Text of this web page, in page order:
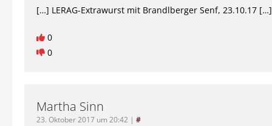
[…] LERAG-Extrawurst mit Brandlberger Senf, 23.10.17 […]
0
0
Martha Sinn
23. Oktober 2017 um 20:42 | #